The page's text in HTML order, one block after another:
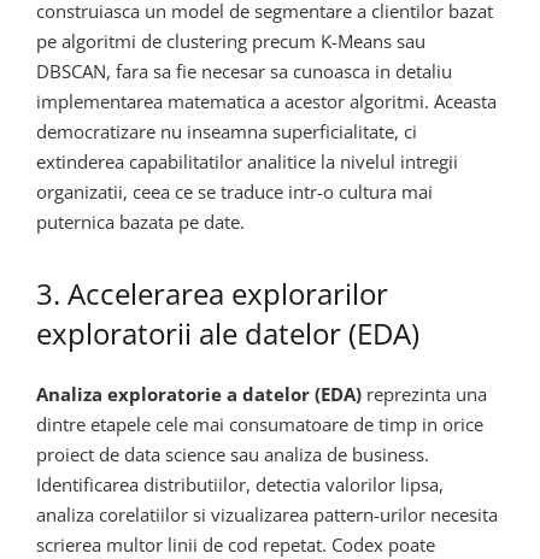
construiasca un model de segmentare a clientilor bazat
pe algoritmi de clustering precum K-Means sau
DBSCAN, fara sa fie necesar sa cunoasca in detaliu
implementarea matematica a acestor algoritmi. Aceasta
democratizare nu inseamna superficialitate, ci
extinderea capabilitatilor analitice la nivelul intregii
organizatii, ceea ce se traduce intr-o cultura mai
puternica bazata pe date.
3. Accelerarea explorarilor
exploratorii ale datelor (EDA)
Analiza exploratorie a datelor (EDA) reprezinta una
dintre etapele cele mai consumatoare de timp in orice
proiect de data science sau analiza de business.
Identificarea distributiilor, detectia valorilor lipsa,
analiza corelatiilor si vizualizarea pattern-urilor necesita
scrierea multor linii de cod repetat. Codex poate